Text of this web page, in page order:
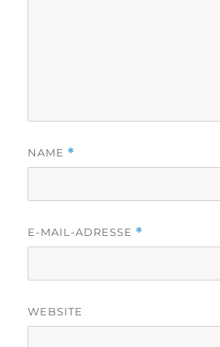
NAME *
E-MAIL-ADRESSE *
WEBSITE